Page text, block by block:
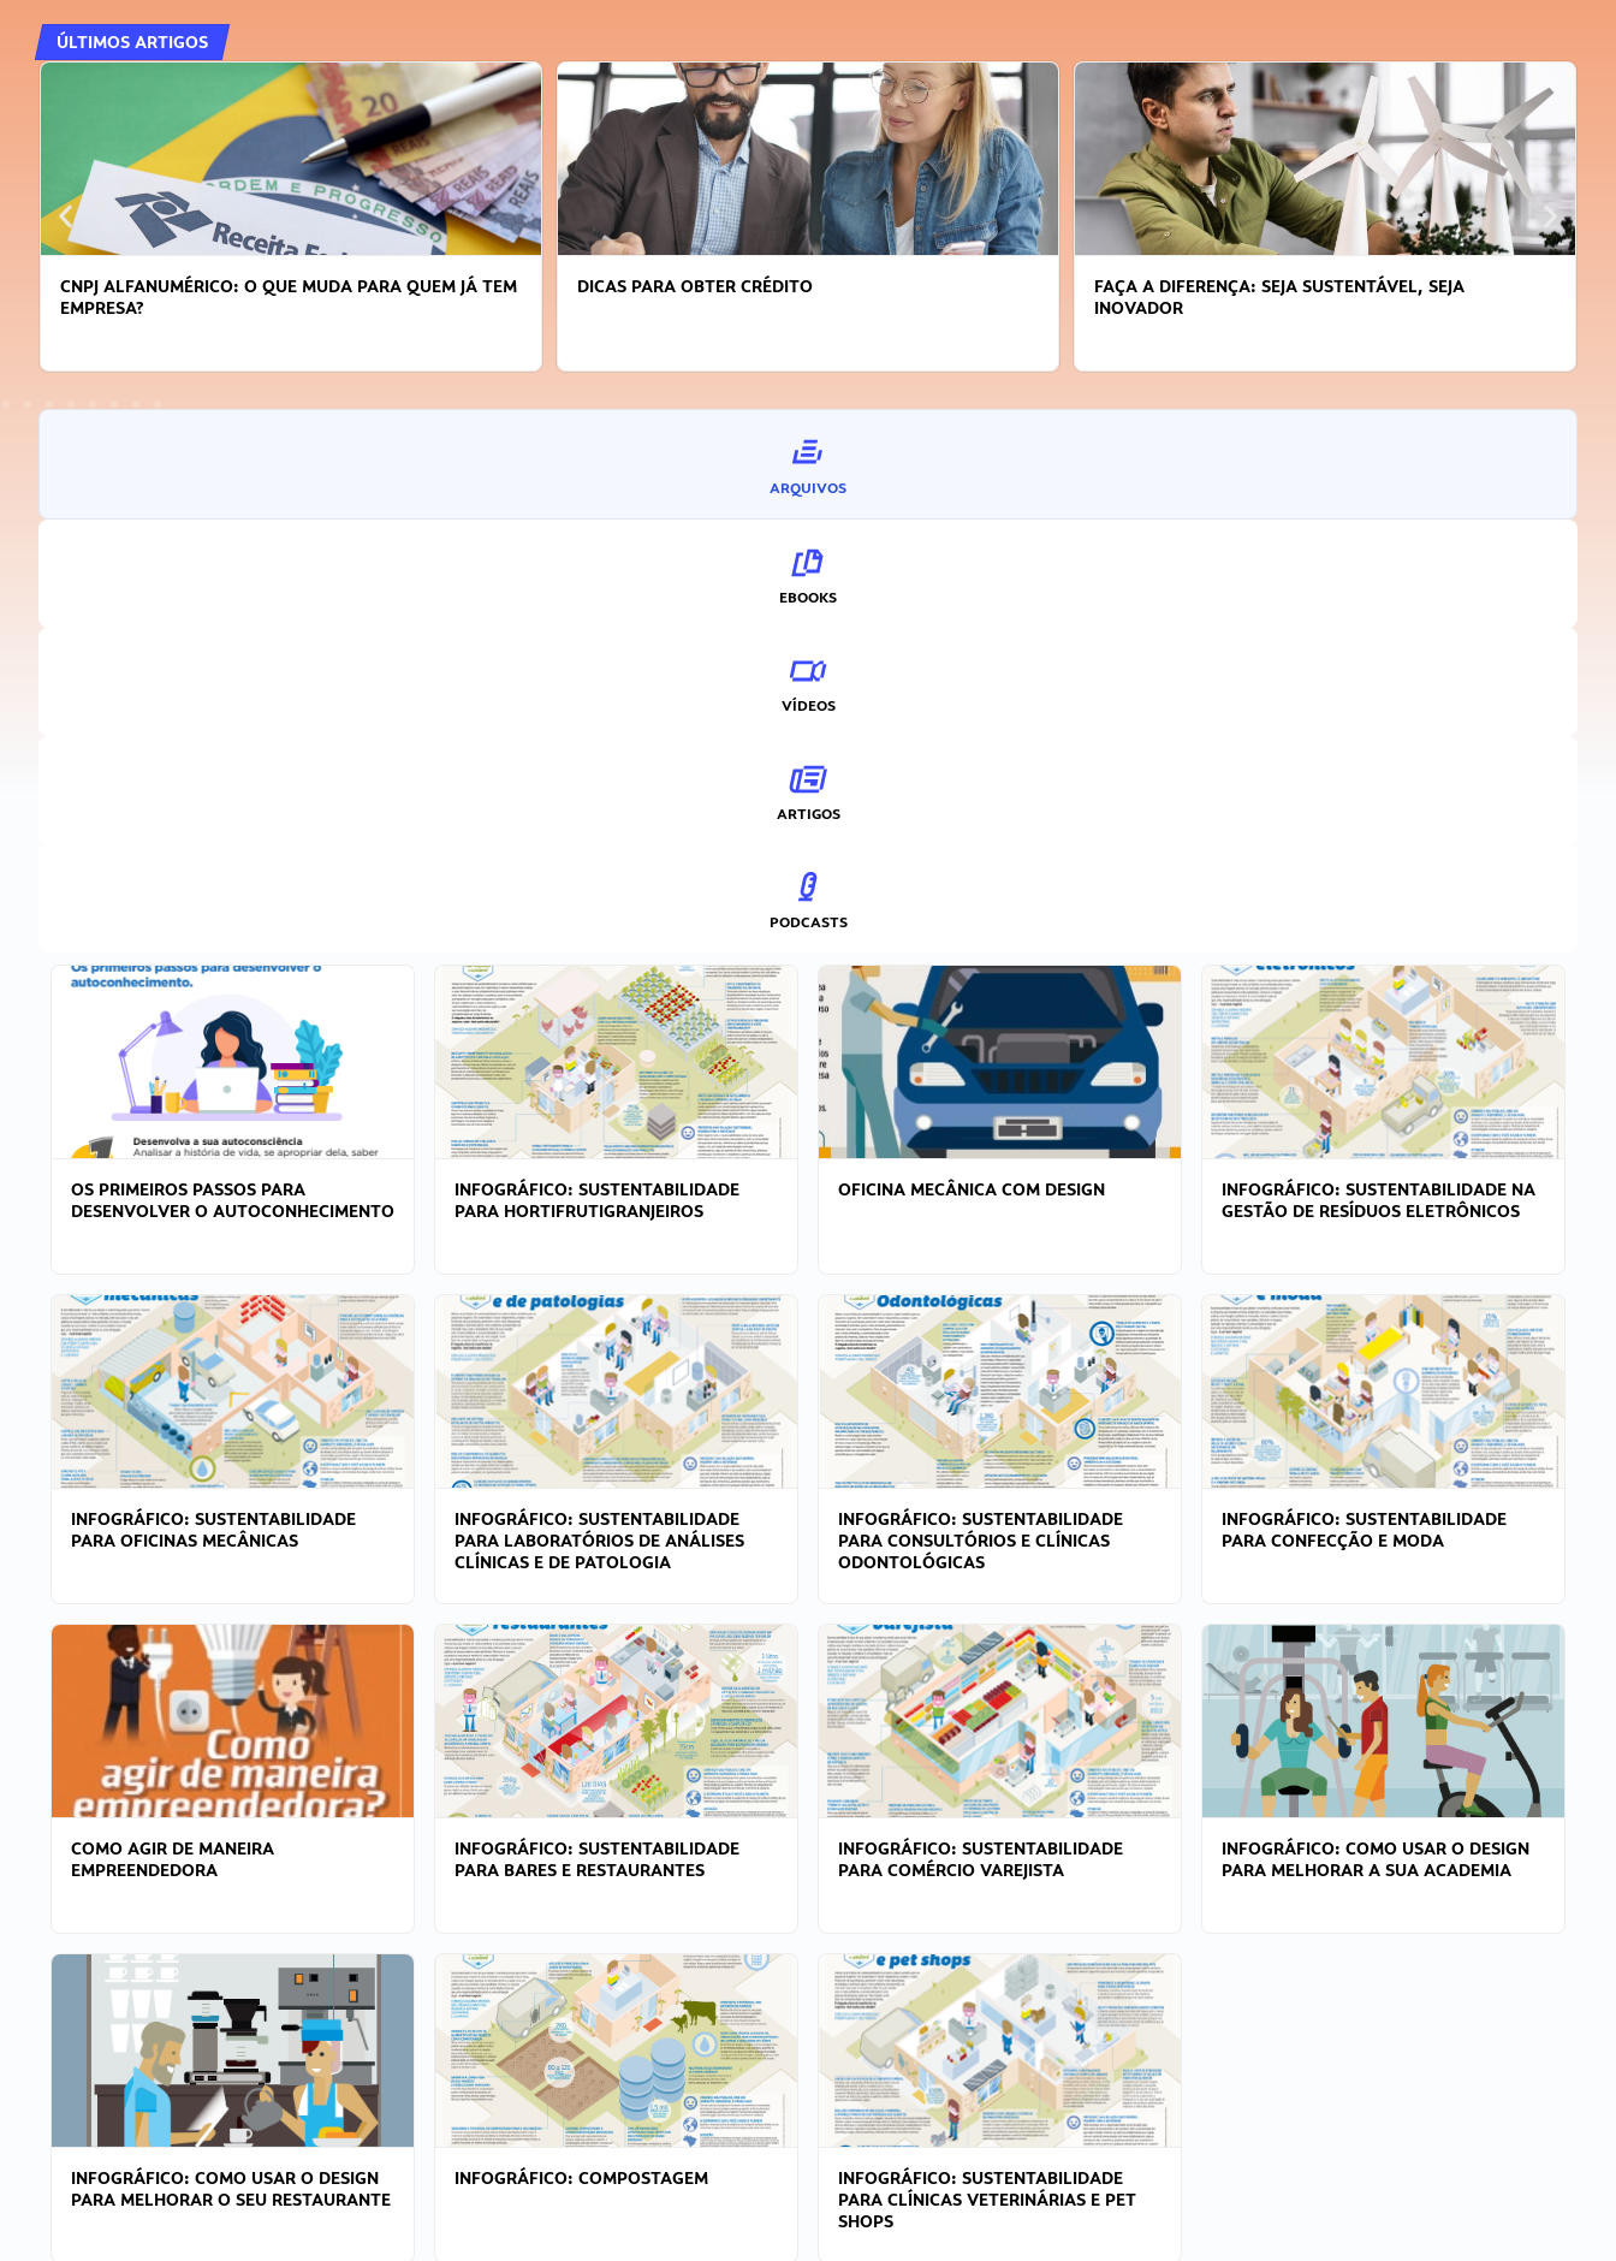
ÚLTIMOS ARTIGOS
DICAS PARA OBTER CRÉDITO
FAÇA A DIFERENÇA: SEJA SUSTENTÁVEL, SEJA
APRENDA A GERENCIAR O SEU TEMPO
ARQUIVOS
EBOOKS
VÍDEOS
ARTIGOS
PODCASTS
OS PRIMEIROS PASSOS PARA
DESENVOLVER O AUTOCONHECIMENTO
INFOGRÁFICO: SUSTENTABILIDADE
PARA HORTIFRUTIGRANJEIROS
OFICINA MECÂNICA COM DESIGN
INFOGRÁFICO: SUSTENTABILIDADE NA
GESTÃO DE RESÍDUOS ELETRÔNICOS
INFOGRÁFICO: SUSTENTABILIDADE
PARA OFICINAS MECÂNICAS
INFOGRÁFICO: SUSTENTABILIDADE
PARA LABORATÓRIOS DE ANÁLISES
CLÍNICAS E DE PATOLOGIA
INFOGRÁFICO: SUSTENTABILIDADE
PARA CONSULTÓRIOS E CLÍNICAS
ODONTOLÓGICAS
INFOGRÁFICO: SUSTENTABILIDADE
PARA CONFECÇÃO E MODA
COMO AGIR DE MANEIRA
EMPREENDEDORA
INFOGRÁFICO: SUSTENTABILIDADE
PARA BARES E RESTAURANTES
INFOGRÁFICO: SUSTENTABILIDADE
PARA COMÉRCIO VAREJISTA
INFOGRÁFICO: COMO USAR O DESIGN
PARA MELHORAR A SUA ACADEMIA
INFOGRÁFICO: COMO USAR O DESIGN
PARA MELHORAR O SEU RESTAURANTE
INFOGRÁFICO: COMPOSTAGEM
INFOGRÁFICO: SUSTENTABILIDADE
PARA CLÍNICAS VETERINÁRIAS E PET
SHOPS